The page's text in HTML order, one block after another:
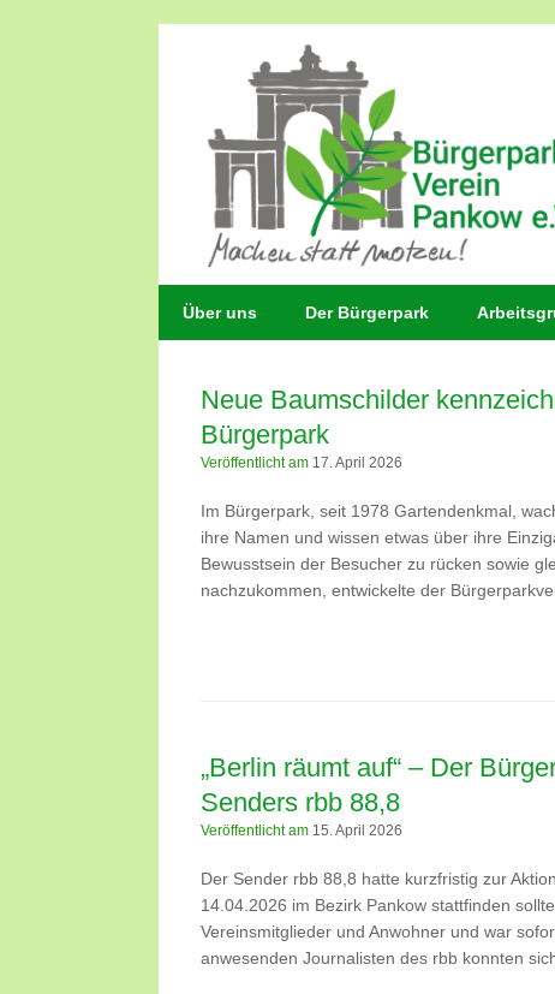
Über uns Der Bürgerpark
Neue Baumschilder
Bürgerpark
Veröffentlicht am 17. April 2026
Im Bürgerpark, seit 1978 Gartendenkmal,
ihre Namen und wissen etwas über ihre
Bewusstsein der Besucher zu rücken sowie
nachzukommen, entwickelte der
„Berlin räumt auf“ – Der
Senders rbb 88,8
Veröffentlicht am 15. April 2026
Der Sender rbb 88,8 hatte kurzfristig zur
14.04.2026 im Bezirk Pankow stattfinden
Vereinsmitglieder und Anwohner und war
anwesenden Journalisten des rbb konnten